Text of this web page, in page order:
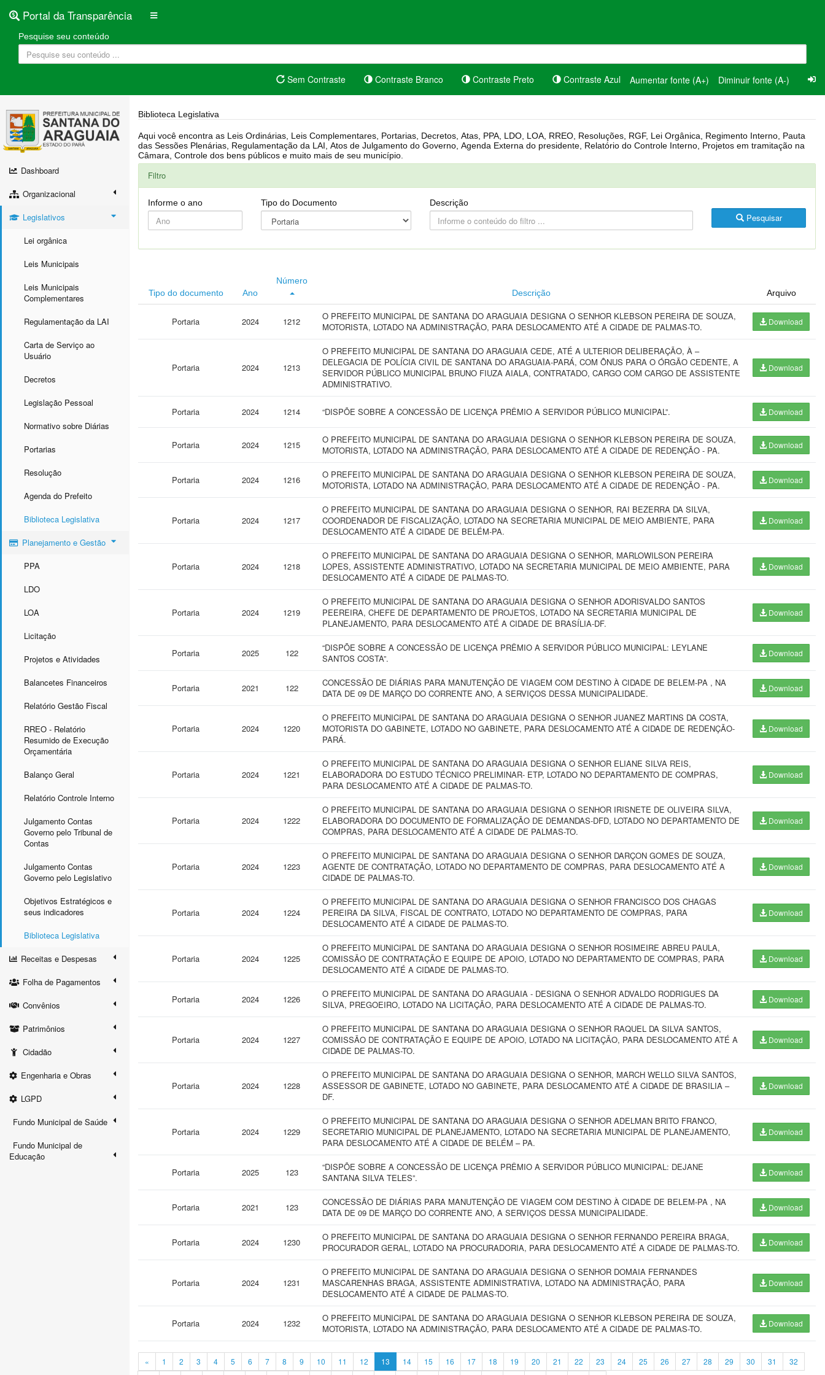
Portal da Transparência
Pesquise seu conteúdo
Sem Contraste Contraste Branco Contraste Preto Contraste Azul Aumentar fonte (A+) Diminuir fonte (A-)
Dashboard
Organizacional
Legislativos
Lei orgânica
Leis Municipais
Leis Municipais
Complementares
Regulamentação da LAI
Carta de Serviço ao
Usuário
Decretos
Legislação Pessoal
Normativo sobre Diárias
Portarias
Resolução
Agenda do Prefeito
Biblioteca Legislativa
Planejamento e Gestão
PPA
LDO
LOA
Licitação
Projetos e Atividades
Balancetes Financeiros
Relatório Gestão Fiscal
RREO - Relatório
Resumido de Execução
Orçamentária
Balanço Geral
Relatório Controle Interno
Julgamento Contas
Governo pelo Tribunal de
Contas
Julgamento Contas
Governo pelo Legislativo
Objetivos Estratégicos e
seus indicadores
Biblioteca Legislativa
Receitas e Despesas
Folha de Pagamentos
Convênios
Patrimônios
Cidadão
Engenharia e Obras
LGPD
Fundo Municipal de Saúde
Fundo Municipal de
Educação
Biblioteca Legislativa
Aqui você encontra as Leis Ordinárias, Leis Complementares, Portarias, Decretos, Atas, PPA, LDO, LOA, RREO, Resoluções, RGF, Lei Orgânica, Regimento Interno, Pauta
das Sessões Plenárias, Regulamentação da LAI, Atos de Julgamento do Governo, Agenda Externa do presidente, Relatório do Controle Interno, Projetos em tramitação na
Câmara, Controle dos bens públicos e muito mais de seu município.
Filtro
Informe o ano Tipo do Documento Descrição
Pesquisar
Tipo do documento Ano
Número
Descrição
Arquivo
Portaria 2024 1212
O PREFEITO MUNICIPAL DE SANTANA DO ARAGUAIA DESIGNA O SENHOR KLEBSON PEREIRA DE SOUZA,
MOTORISTA, LOTADO NA ADMINISTRAÇÃO, PARA DESLOCAMENTO ATÉ A CIDADE DE PALMAS-TO.
Download
Portaria 2024 1213
O PREFEITO MUNICIPAL DE SANTANA DO ARAGUAIA CEDE, ATÉ A ULTERIOR DELIBERAÇÃO, À –
DELEGACIA DE POLÍCIA CIVIL DE SANTANA DO ARAGUAIA-PARÁ, COM ÔNUS PARA O ÓRGÃO CEDENTE, A
SERVIDOR PÚBLICO MUNICIPAL BRUNO FIUZA AIALA, CONTRATADO, CARGO COM CARGO DE ASSISTENTE
ADMINISTRATIVO.
Download
Portaria 2024 1214 “DISPÕE SOBRE A CONCESSÃO DE LICENÇA PRÊMIO A SERVIDOR PÚBLICO MUNICIPAL”. Download
Portaria 2024 1215
O PREFEITO MUNICIPAL DE SANTANA DO ARAGUAIA DESIGNA O SENHOR KLEBSON PEREIRA DE SOUZA,
MOTORISTA, LOTADO NA ADMINISTRAÇÃO, PARA DESLOCAMENTO ATÉ A CIDADE DE REDENÇÃO - PA.
Download
Portaria 2024 1216
O PREFEITO MUNICIPAL DE SANTANA DO ARAGUAIA DESIGNA O SENHOR KLEBSON PEREIRA DE SOUZA,
MOTORISTA, LOTADO NA ADMINISTRAÇÃO, PARA DESLOCAMENTO ATÉ A CIDADE DE REDENÇÃO - PA.
Download
Portaria 2024 1217
O PREFEITO MUNICIPAL DE SANTANA DO ARAGUAIA DESIGNA O SENHOR, RAI BEZERRA DA SILVA,
COORDENADOR DE FISCALIZAÇÃO, LOTADO NA SECRETARIA MUNICIPAL DE MEIO AMBIENTE, PARA
DESLOCAMENTO ATÉ A CIDADE DE BELÉM-PA.
Download
Portaria 2024 1218
O PREFEITO MUNICIPAL DE SANTANA DO ARAGUAIA DESIGNA O SENHOR, MARLOWILSON PEREIRA
LOPES, ASSISTENTE ADMINISTRATIVO, LOTADO NA SECRETARIA MUNICIPAL DE MEIO AMBIENTE, PARA
DESLOCAMENTO ATÉ A CIDADE DE PALMAS-TO.
Download
Portaria 2024 1219
O PREFEITO MUNICIPAL DE SANTANA DO ARAGUAIA DESIGNA O SENHOR ADORISVALDO SANTOS
PEEREIRA, CHEFE DE DEPARTAMENTO DE PROJETOS, LOTADO NA SECRETARIA MUNICIPAL DE
PLANEJAMENTO, PARA DESLOCAMENTO ATÉ A CIDADE DE BRASÍLIA-DF.
Download
Portaria 2025 122
“DISPÕE SOBRE A CONCESSÃO DE LICENÇA PRÊMIO A SERVIDOR PÚBLICO MUNICIPAL: LEYLANE
SANTOS COSTA”.
Download
Portaria 2021 122
CONCESSÃO DE DIÁRIAS PARA MANUTENÇÃO DE VIAGEM COM DESTINO À CIDADE DE BELEM-PA , NA
DATA DE 09 DE MARÇO DO CORRENTE ANO, A SERVIÇOS DESSA MUNICIPALIDADE.
Download
Portaria 2024 1220
O PREFEITO MUNICIPAL DE SANTANA DO ARAGUAIA DESIGNA O SENHOR JUANEZ MARTINS DA COSTA,
MOTORISTA DO GABINETE, LOTADO NO GABINETE, PARA DESLOCAMENTO ATÉ A CIDADE DE REDENÇÃO-
PARÁ.
Download
Portaria 2024 1221
O PREFEITO MUNICIPAL DE SANTANA DO ARAGUAIA DESIGNA O SENHOR ELIANE SILVA REIS,
ELABORADORA DO ESTUDO TÉCNICO PRELIMINAR- ETP, LOTADO NO DEPARTAMENTO DE COMPRAS,
PARA DESLOCAMENTO ATÉ A CIDADE DE PALMAS-TO.
Download
Portaria 2024 1222
O PREFEITO MUNICIPAL DE SANTANA DO ARAGUAIA DESIGNA O SENHOR IRISNETE DE OLIVEIRA SILVA,
ELABORADORA DO DOCUMENTO DE FORMALIZAÇÃO DE DEMANDAS-DFD, LOTADO NO DEPARTAMENTO DE
COMPRAS, PARA DESLOCAMENTO ATÉ A CIDADE DE PALMAS-TO.
Download
Portaria 2024 1223
O PREFEITO MUNICIPAL DE SANTANA DO ARAGUAIA DESIGNA O SENHOR DARÇON GOMES DE SOUZA,
AGENTE DE CONTRATAÇÃO, LOTADO NO DEPARTAMENTO DE COMPRAS, PARA DESLOCAMENTO ATÉ A
CIDADE DE PALMAS-TO.
Download
Portaria 2024 1224
O PREFEITO MUNICIPAL DE SANTANA DO ARAGUAIA DESIGNA O SENHOR FRANCISCO DOS CHAGAS
PEREIRA DA SILVA, FISCAL DE CONTRATO, LOTADO NO DEPARTAMENTO DE COMPRAS, PARA
DESLOCAMENTO ATÉ A CIDADE DE PALMAS-TO.
Download
Portaria 2024 1225
O PREFEITO MUNICIPAL DE SANTANA DO ARAGUAIA DESIGNA O SENHOR ROSIMEIRE ABREU PAULA,
COMISSÃO DE CONTRATAÇÃO E EQUIPE DE APOIO, LOTADO NO DEPARTAMENTO DE COMPRAS, PARA
DESLOCAMENTO ATÉ A CIDADE DE PALMAS-TO.
Download
Portaria 2024 1226
O PREFEITO MUNICIPAL DE SANTANA DO ARAGUAIA - DESIGNA O SENHOR ADVALDO RODRIGUES DA
SILVA, PREGOEIRO, LOTADO NA LICITAÇÃO, PARA DESLOCAMENTO ATÉ A CIDADE DE PALMAS-TO.
Download
Portaria 2024 1227
O PREFEITO MUNICIPAL DE SANTANA DO ARAGUAIA DESIGNA O SENHOR RAQUEL DA SILVA SANTOS,
COMISSÃO DE CONTRATAÇÃO E EQUIPE DE APOIO, LOTADO NA LICITAÇÃO, PARA DESLOCAMENTO ATÉ A
CIDADE DE PALMAS-TO.
Download
Portaria 2024 1228
O PREFEITO MUNICIPAL DE SANTANA DO ARAGUAIA DESIGNA O SENHOR, MARCH WELLO SILVA SANTOS,
ASSESSOR DE GABINETE, LOTADO NO GABINETE, PARA DESLOCAMENTO ATÉ A CIDADE DE BRASILIA –
DF.
Download
Portaria 2024 1229
O PREFEITO MUNICIPAL DE SANTANA DO ARAGUAIA DESIGNA O SENHOR ADELMAN BRITO FRANCO,
SECRETARIO MUNICIPAL DE PLANEJAMENTO, LOTADO NA SECRETARIA MUNICIPAL DE PLANEJAMENTO,
PARA DESLOCAMENTO ATÉ A CIDADE DE BELÉM – PA.
Download
Portaria 2025 123
“DISPÕE SOBRE A CONCESSÃO DE LICENÇA PRÊMIO A SERVIDOR PÚBLICO MUNICIPAL: DEJANE
SANTANA SILVA TELES”.
Download
Portaria 2021 123
CONCESSÃO DE DIÁRIAS PARA MANUTENÇÃO DE VIAGEM COM DESTINO À CIDADE DE BELEM-PA , NA
DATA DE 09 DE MARÇO DO CORRENTE ANO, A SERVIÇOS DESSA MUNICIPALIDADE.
Download
Portaria 2024 1230
O PREFEITO MUNICIPAL DE SANTANA DO ARAGUAIA DESIGNA O SENHOR FERNANDO PEREIRA BRAGA,
PROCURADOR GERAL, LOTADO NA PROCURADORIA, PARA DESLOCAMENTO ATÉ A CIDADE DE PALMAS-TO.
Download
Portaria 2024 1231
O PREFEITO MUNICIPAL DE SANTANA DO ARAGUAIA DESIGNA O SENHOR DOMAIA FERNANDES
MASCARENHAS BRAGA, ASSISTENTE ADMINISTRATIVA, LOTADO NA ADMINISTRAÇÃO, PARA
DESLOCAMENTO ATÉ A CIDADE DE PALMAS-TO.
Download
Portaria 2024 1232
O PREFEITO MUNICIPAL DE SANTANA DO ARAGUAIA DESIGNA O SENHOR KLEBSON PEREIRA DE SOUZA,
MOTORISTA, LOTADO NA ADMINISTRAÇÃO, PARA DESLOCAMENTO ATÉ A CIDADE DE PALMAS-TO.
Download
« 1 2 3 4 5 6 7 8 9 10 11 12 13 14 15 16 17 18 19 20 21 22 23 24 25 26 27 28 29 30 31
32